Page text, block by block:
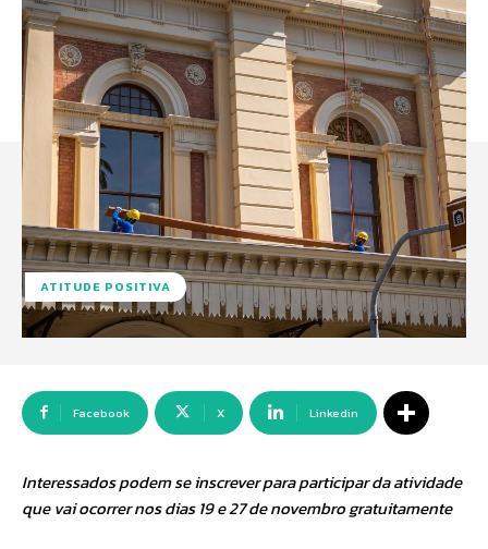
ATITUDE POSITIVA
Facebook X Linkedin
Interessados podem se inscrever para participar da atividade
que vai ocorrer nos dias 19 e 27 de novembro gratuitamente